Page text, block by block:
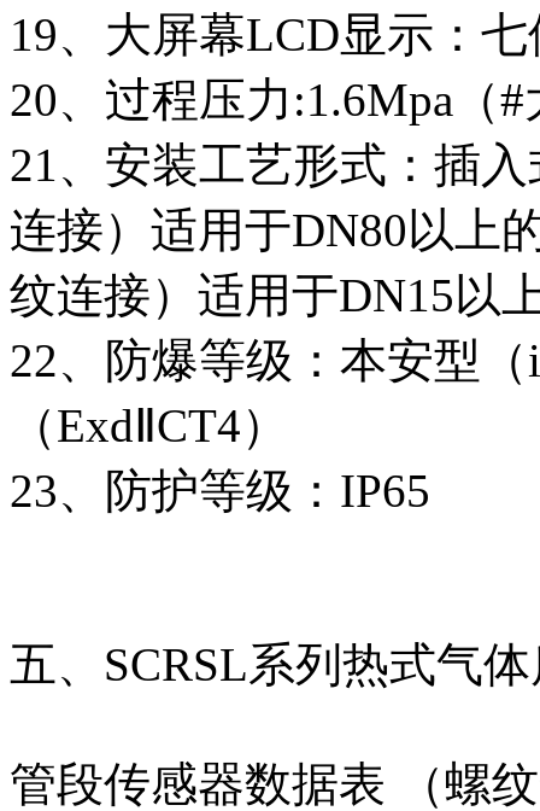
19、大屏幕LCD显示：
20、过程压力:1.6Mpa（#
21、安装工艺形式：插
连接）适用于DN80以上
纹连接）适用于DN15以
22、防爆等级：本安型
（ExdⅡCT4）
23、防护等级：IP65
五、SCRSL系列热式气
管段传感器数据表 （螺